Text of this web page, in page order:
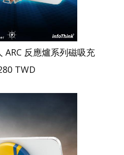
反應爐系列磁吸充
TWD